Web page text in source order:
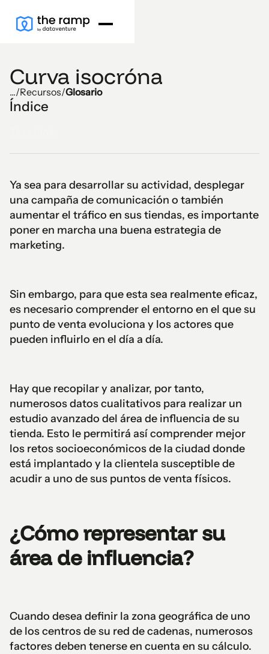
Curva isocróna
.../Recursos/Glosario
Índice
Ya sea para desarrollar su actividad, desplegar
una campaña de comunicación o también
aumentar el tráfico en sus tiendas, es importante
poner en marcha una buena estrategia de
marketing.
Sin embargo, para que esta sea realmente eficaz,
es necesario comprender el entorno en el que su
punto de venta evoluciona y los actores que
pueden influirlo en el día a día.
Hay que recopilar y analizar, por tanto,
numerosos datos cualitativos para realizar un
estudio avanzado del área de influencia de su
tienda. Esto le permitirá así comprender mejor
los retos socioeconómicos de la ciudad donde
está implantado y la clientela susceptible de
acudir a uno de sus puntos de venta físicos.
¿Cómo representar su
área de influencia?
Cuando desea definir la zona geográfica de uno
de los centros de su red de cadenas, numerosos
factores deben tenerse en cuenta en su cálculo.